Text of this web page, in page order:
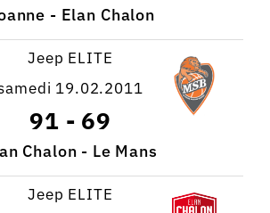
- Elan Chalon
Jeep ELITE
19.02.2011
91 - 69
Chalon - Le Mans
Jeep ELITE